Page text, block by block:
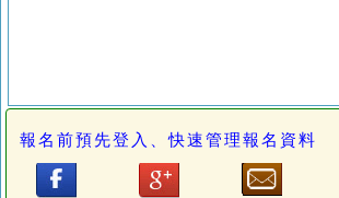
報名前預先登入、快速管理報名資料